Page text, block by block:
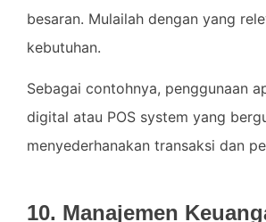
besaran. Mulailah dengan yang
kebutuhan.
Sebagai contohnya, penggunaan
digital atau POS system yang
menyederhanakan transaksi dan
10. Manajemen